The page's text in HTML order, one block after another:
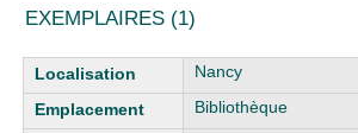
EXEMPLAIRES (1)
Liste des exemplaires
Nancy
Bibliothèque